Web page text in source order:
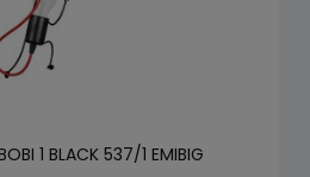
1 BLACK 537/1 EMIBIG